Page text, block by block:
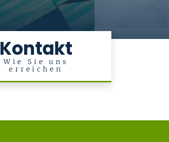
Kontakt
Wie Sie uns
erreichen